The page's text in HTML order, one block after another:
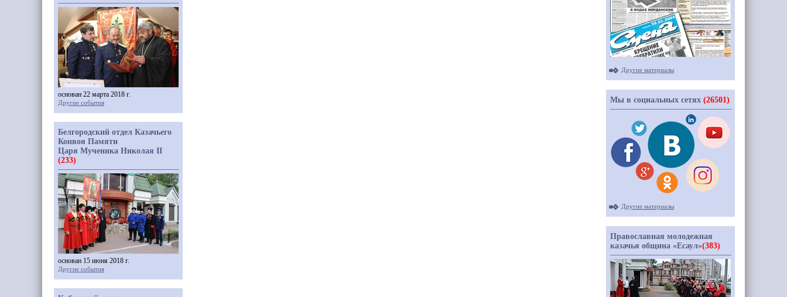
основан 22 марта 2018 г.
Другие события
Белгородский отдел Казачьего
Конвоя Памяти
Царя Мученика Николая II
(233)
основан 15 июня 2018 г.
Другие события
Другие материалы
Мы в социальных сетях (26501)
Другие материалы
Православная молодежная
казачья община «Есаул»(383)